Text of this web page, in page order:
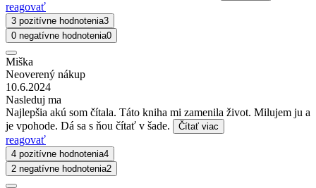
reagovať
3 pozitívne hodnotenia3
0 negatívne hodnotenia0
Miška
Neoverený nákup
10.6.2024
Nasleduj ma
Najlepšia akú som čítala. Táto kniha mi zamenila život. Milujem ju a
je vpohode. Dá sa s ňou čítať v šade.
Čítať viac
reagovať
4 pozitívne hodnotenia4
2 negatívne hodnotenia2